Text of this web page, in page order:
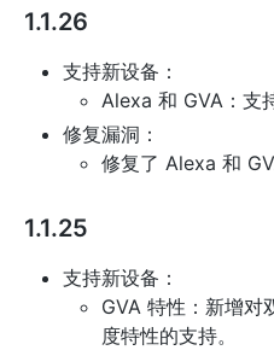
1.1.26
支持新设备：
Alexa 和 GVA：支
修复漏洞：
修复了 Alexa 和
1.1.25
支持新设备：
GVA 特性：新增对
度特性的支持。